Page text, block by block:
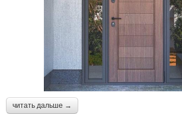
читать дальше →